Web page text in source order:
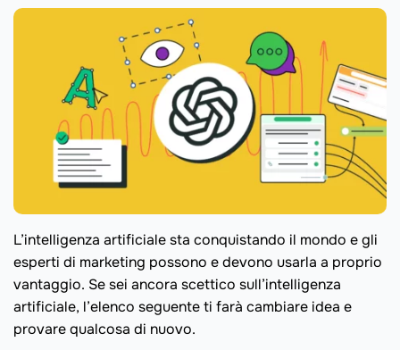
L’intelligenza artificiale sta conquistando il mondo e gli
esperti di marketing possono e devono usarla a proprio
vantaggio. Se sei ancora scettico sull’intelligenza
artificiale, l’elenco seguente ti farà cambiare idea e
provare qualcosa di nuovo.